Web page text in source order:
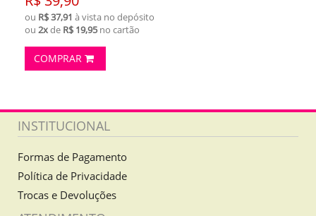
ou R$ 37,91 à vista no depósito
ou 2xde R$ 19,95no cartão
COMPRAR
INSTITUCIONAL
Formas de Pagamento
Política de Privacidade
Trocas e Devoluções